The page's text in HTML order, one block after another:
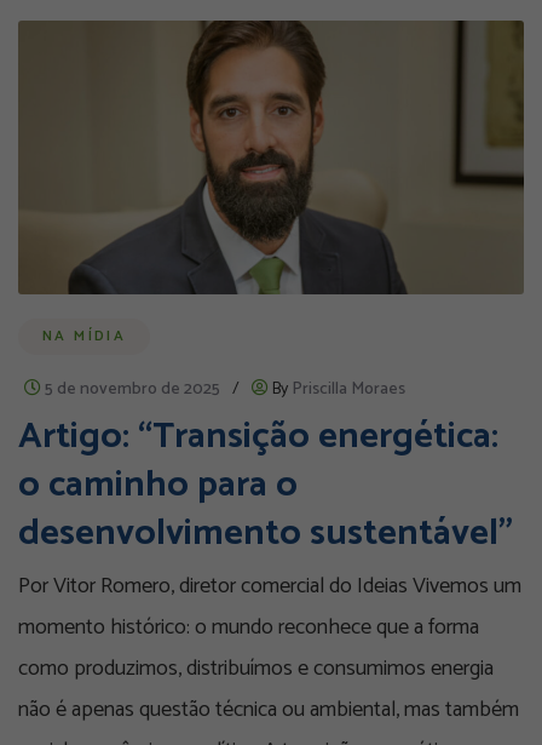
NA MÍDIA
5 de novembro de 2025 / By Priscilla Moraes
Artigo: “Transição energética:
o caminho para o
desenvolvimento sustentável”
Por Vitor Romero, diretor comercial do Ideias Vivemos um
momento histórico: o mundo reconhece que a forma
como produzimos, distribuímos e consumimos energia
não é apenas questão técnica ou ambiental, mas também